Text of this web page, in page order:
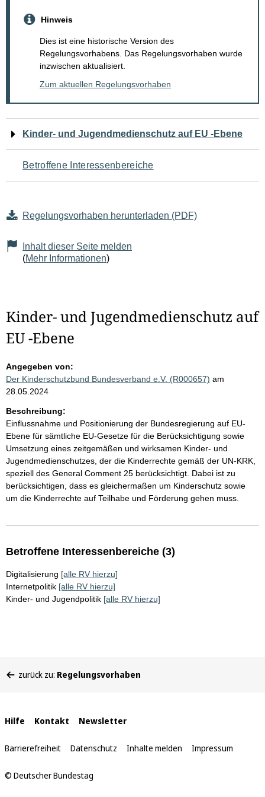
Hinweis
Dies ist eine historische Version des
Regelungsvorhabens. Das Regelungsvorhaben wurde
inzwischen aktualisiert.
Zum aktuellen Regelungsvorhaben
Navigation
für
den
Seiteninhalt
Kinder- und Jugendmedienschutz auf EU -Ebene
Betroffene Interessenbereiche
Regelungsvorhaben herunterladen (PDF)
Inhalt dieser Seite melden
(Mehr Informationen)
Kinder- und Jugendmedienschutz auf
EU -Ebene
Angegeben von:
Der Kinderschutzbund Bundesverband e.V. (R000657) am
28.05.2024
Beschreibung:
Einflussnahme und Positionierung der Bundesregierung auf EU-
Ebene für sämtliche EU-Gesetze für die Berücksichtigung sowie
Umsetzung eines zeitgemäßen und wirksamen Kinder- und
Jugendmedienschutzes, der die Kinderrechte gemäß der UN-KRK,
speziell des General Comment 25 berücksichtigt. Dabei ist zu
berücksichtigen, dass es gleichermaßen um Kinderschutz sowie
um die Kinderrechte auf Teilhabe und Förderung gehen muss.
Betroffene Interessenbereiche (3)
Digitalisierung [alle RV hierzu]
Internetpolitik [alle RV hierzu]
Kinder- und Jugendpolitik [alle RV hierzu]
befinden
zurück zu: Regelungsvorhaben
Interne
Links
Hilfe Kontakt Newsletter
Barrierefreiheit Datenschutz Inhalte melden Impressum
© Deutscher Bundestag